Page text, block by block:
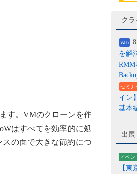
す。VMのクローンを作
はすべてを効率的に処
の面で大きな節約につ
クラ
Web
を解
RMM
セミナ
イン
基本
出展
イベン
【